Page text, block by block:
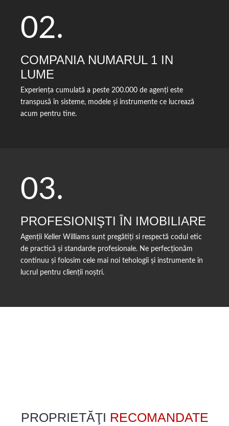
02.
COMPANIA NUMARUL 1 IN
LUME
Experiența cumulată a peste 200.000 de agenți este
transpusă în sisteme, modele și instrumente ce lucrează
acum pentru tine.
03.
PROFESIONIŞTI ÎN IMOBILIARE
Agenții Keller Williams sunt pregătiți si respectă codul etic
de practică și standarde profesionale. Ne perfecționăm
continuu și folosim cele mai noi tehologii și instrumente în
lucrul pentru clienții noștri.
PROPRIETĂŢI RECOMANDATE